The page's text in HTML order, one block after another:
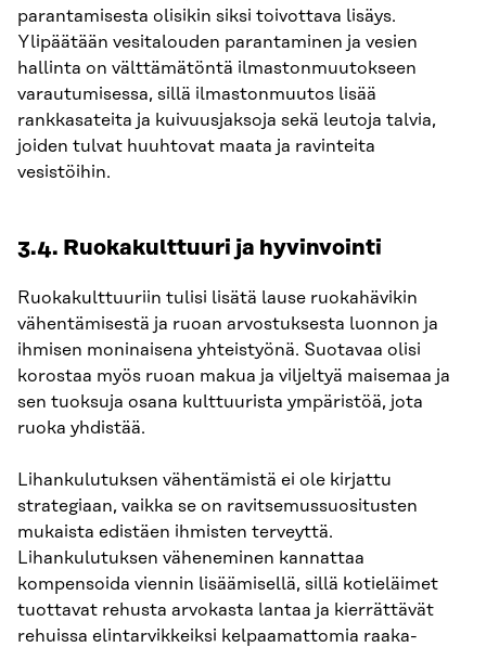
parantamisesta olisikin siksi toivottava lisäys.
Ylipäätään vesitalouden parantaminen ja vesien
hallinta on välttämätöntä ilmastonmuutokseen
varautumisessa, sillä ilmastonmuutos lisää
rankkasateita ja kuivuusjaksoja sekä leutoja talvia,
joiden tulvat huuhtovat maata ja ravinteita
vesistöihin.
3.4. Ruokakulttuuri ja hyvinvointi
Ruokakulttuuriin tulisi lisätä lause ruokahävikin
vähentämisestä ja ruoan arvostuksesta luonnon ja
ihmisen moninaisena yhteistyönä. Suotavaa olisi
korostaa myös ruoan makua ja viljeltyä maisemaa ja
sen tuoksuja osana kulttuurista ympäristöä, jota
ruoka yhdistää.
Lihankulutuksen vähentämistä ei ole kirjattu
strategiaan, vaikka se on ravitsemussuositusten
mukaista edistäen ihmisten terveyttä.
Lihankulutuksen väheneminen kannattaa
kompensoida viennin lisäämisellä, sillä kotieläimet
tuottavat rehusta arvokasta lantaa ja kierrättävät
rehuissa elintarvikkeiksi kelpaamattomia raaka-